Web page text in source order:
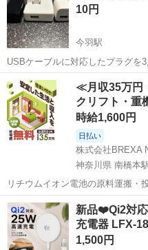
10円
今羽駅
USBケーブルに対応したプラグを3点お譲
き袋に入れてお渡しいたします。
埼玉 さいたま市 今羽駅
≪月収35万円
クリフト・重
時給1,600円
日払い
株式会社BREXA
神奈川県 南橋本
リチウムイオン電池の原料運搬
ワンルーム寮完備！赴任旅費会社
ト免許お持ちの方、活躍中！就
市》 人気の工場のお仕事 ◇電...
神奈川 相模原市 南橋本駅
新品❤️Qi2対
充電器 LFX-
1,500円